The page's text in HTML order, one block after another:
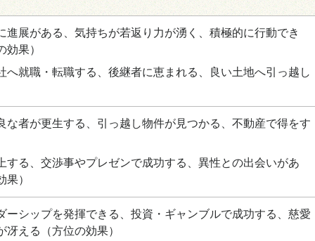
展がある、気持ちが若返り力が湧く、積極的に行動でき
効果）
就職・転職する、後継者に恵まれる、良い土地へ引っ越し
者が更生する、引っ越し物件が見つかる、不動産で得をす
る、交渉事やプレゼンで成功する、異性との出会いがあ
果）
シップを発揮できる、投資・ギャンブルで成功する、慈愛
冴える
（方位の効果）